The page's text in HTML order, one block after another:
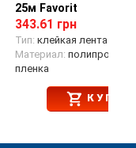
25м Favorit
343.61 грн
Тип: клейкая лента
Материал:
пленка